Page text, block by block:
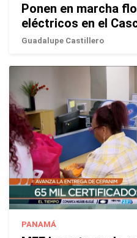
Ponen en marcha
eléctricos en el
Guadalupe Castillero
PANAMÁ